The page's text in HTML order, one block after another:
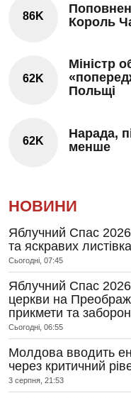
86K
Король
62K
Міністр
Польщі
62K
Нарада,
менше
НОВИНИ
Яблучний Спас
та яскравих
Сьогодні, 07:45
Яблучний Спас
церкви на
прикмети та
Сьогодні, 06:55
Молдова вводить
через критичний
3 серпня, 21:53